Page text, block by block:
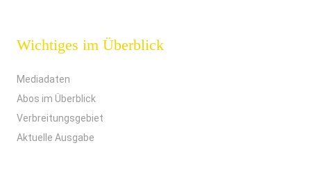
Wichtiges im Überblick
Mediadaten
Abos im Überblick
Verbreitungsgebiet
Aktuelle Ausgabe